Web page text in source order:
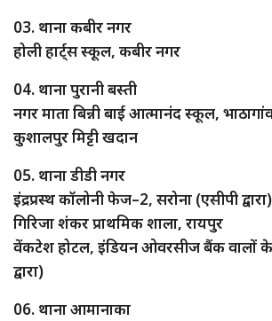
03. थाना कबीर नगर
होली हार्ट्स स्कूल, कबीर नगर
04. थाना पुरानी बस्ती
नगर माता बिन्नी बाई आत्मानंद स्कूल, भाठागांव
कुशालपुर मिट्टी खदान
05. थाना डीडी नगर
इंद्रप्रस्थ कॉलोनी फेज–2, सरोना (एसीपी द्वारा)
गिरिजा शंकर प्राथमिक शाला, रायपुर
वेंकटेश होटल, इंडियन ओवरसीज बैंक वालों
द्वारा)
06. थाना आमानाका